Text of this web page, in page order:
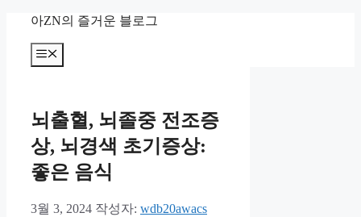
아ZN의 즐거운 블로그
메
뉴
뇌출혈, 뇌졸중 전조증
상, 뇌경색 초기증상:
좋은 음식
3월 3, 2024 작성자: wdb20awacs